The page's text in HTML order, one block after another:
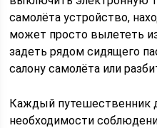
самолёта устройство,
может просто вылететь
задеть рядом сидящего
салону самолёта или
Каждый путешественник
необходимости